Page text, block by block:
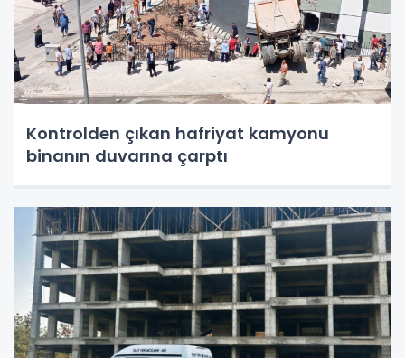
Kontrolden çıkan hafriyat kamyonu
binanın duvarına çarptı